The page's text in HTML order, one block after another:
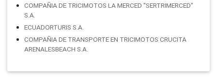
COMPAÑIA DE TRICIMOTOS LA MERCED "SERTRIMERCED"
S.A.
ECUADORTURIS S.A.
COMPAÑIA DE TRANSPORTE EN TRICIMOTOS CRUCITA
ARENALESBEACH S.A.